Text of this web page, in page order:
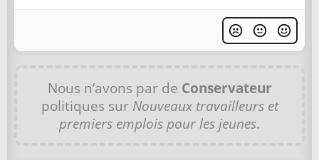
Nous n’avons par de Conservateur
politiques sur Nouveaux travailleurs et
premiers emplois pour les jeunes.